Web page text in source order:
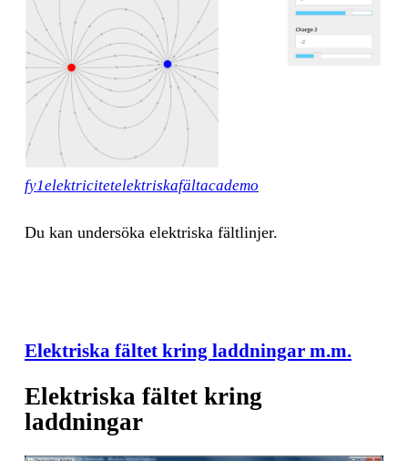
fy1elektricitetelektriskafältacademo
Du kan un­der­sö­ka elekt­ris­ka fält­lin­jer.
Elektriska fältet kring laddningar m.m.
Elektriska fältet kring
laddningar